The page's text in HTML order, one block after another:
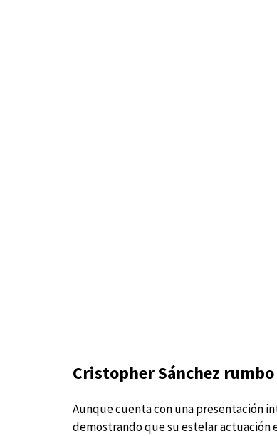
Cristopher Sánchez
Aunque cuenta con una presentación
demostrando que su estelar actuación